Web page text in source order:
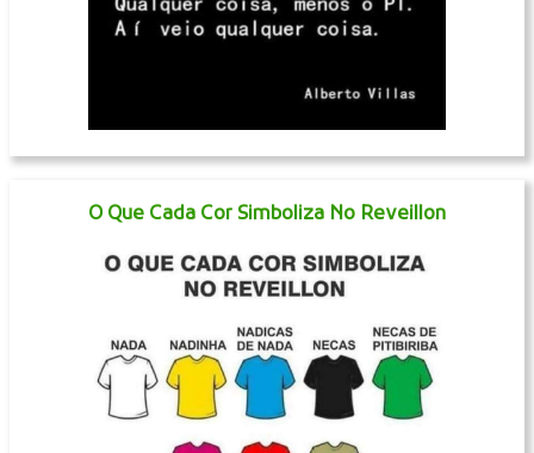
O Que Cada Cor Simboliza No Reveillon